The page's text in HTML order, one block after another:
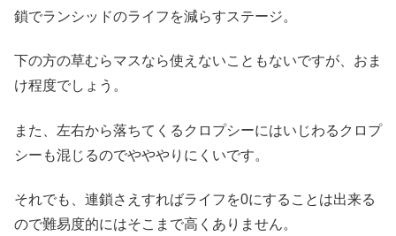
鎖でランシッドのライフを減らすステージ。
下の方の草むらマスなら使えないこともないですが、おま
け程度でしょう。
また、左右から落ちてくるクロプシーにはいじわるクロプ
シーも混じるのでやややりにくいです。
それでも、連鎖さえすればライフを0にすることは出来る
ので難易度的にはそこまで高くありません。